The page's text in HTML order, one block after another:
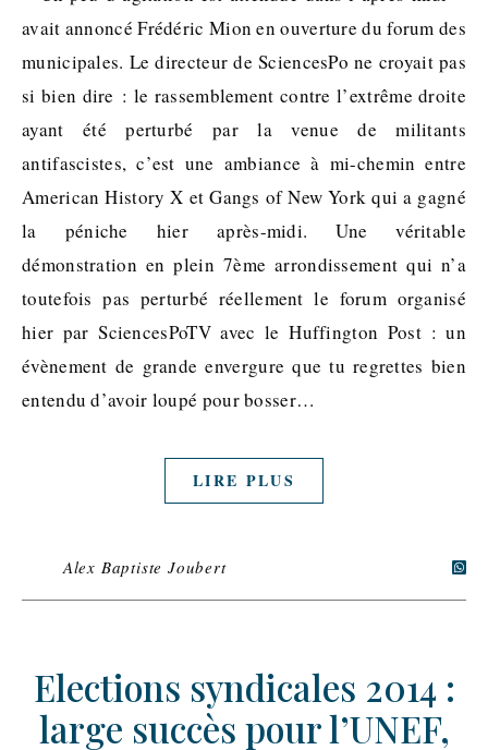
avait annoncé Frédéric Mion en ouverture du forum des
municipales. Le directeur de SciencesPo ne croyait pas
si bien dire : le rassemblement contre l’extrême droite
ayant été perturbé par la venue de militants
antifascistes, c’est une ambiance à mi-chemin entre
American History X et Gangs of New York qui a gagné
la péniche hier après-midi. Une véritable
démonstration en plein 7ème arrondissement qui n’a
toutefois pas perturbé réellement le forum organisé
hier par SciencesPoTV avec le Huffington Post : un
évènement de grande envergure que tu regrettes bien
entendu d’avoir loupé pour bosser…
LIRE PLUS
Alex Baptiste Joubert
Elections syndicales 2014 :
large succès pour l’UNEF,